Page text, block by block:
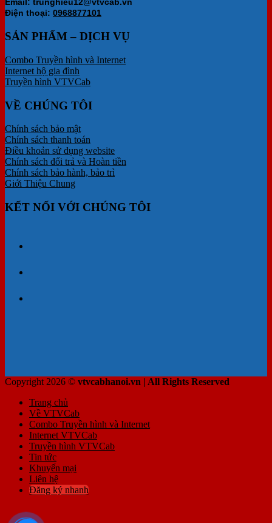
Email: trunghieu12@vtvcab.vn
Điện thoại: 0968877101
SẢN PHẨM – DỊCH VỤ
Combo Truyền hình và Internet
Internet hộ gia đình
Truyền hình VTVCab
VỀ CHÚNG TÔI
Chính sách bảo mật
Chính sách thanh toán
Điều khoản sử dụng website
Chính sách đổi trả và Hoàn tiền
Chính sách bảo hành, bảo trì
Giới Thiệu Chung
KẾT NỐI VỚI CHÚNG TÔI
Copyright 2026 © vtvcabhanoi.vn | All Rights Reserved
Trang chủ
Về VTVCab
Combo Truyền hình và Internet
Internet VTVCab
Truyền hình VTVCab
Tin tức
Khuyến mại
Liên hệ
Đăng ký nhanh